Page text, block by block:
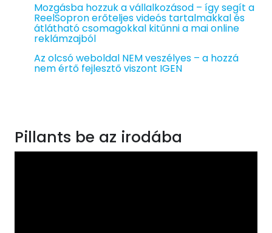
Mozgásba hozzuk a vállalkozásod – így segít a
ReelSopron erőteljes videós tartalmakkal és
átlátható csomagokkal kitűnni a mai online
reklámzajból
Az olcsó weboldal NEM veszélyes – a hozzá
nem értő fejlesztő viszont IGEN
Pillants be az irodába